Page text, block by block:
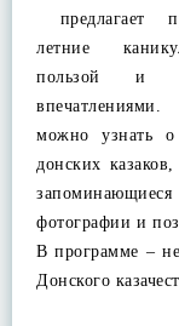
предлагает
летние
пользой и
можно узнать
донских казаков,
запоминающиеся
фотографии и
В программе –
Донского